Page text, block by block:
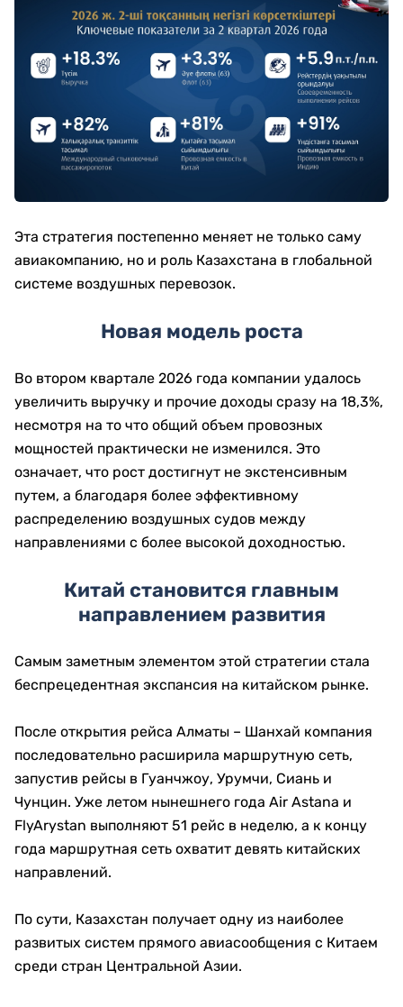
Эта стратегия постепенно меняет не только саму
авиакомпанию, но и роль Казахстана в глобальной
системе воздушных перевозок.
Новая модель роста
Во втором квартале 2026 года компании удалось
увеличить выручку и прочие доходы сразу на 18,3%,
несмотря на то что общий объем провозных
мощностей практически не изменился. Это
означает, что рост достигнут не экстенсивным
путем, а благодаря более эффективному
распределению воздушных судов между
направлениями с более высокой доходностью.
Китай становится главным
направлением развития
Самым заметным элементом этой стратегии стала
беспрецедентная экспансия на китайском рынке.
После открытия рейса Алматы – Шанхай компания
последовательно расширила маршрутную сеть,
запустив рейсы в Гуанчжоу, Урумчи, Сиань и
Чунцин. Уже летом нынешнего года Air Astana и
FlyArystan выполняют 51 рейс в неделю, а к концу
года маршрутная сеть охватит девять китайских
направлений.
По сути, Казахстан получает одну из наиболее
развитых систем прямого авиасообщения с Китаем
среди стран Центральной Азии.